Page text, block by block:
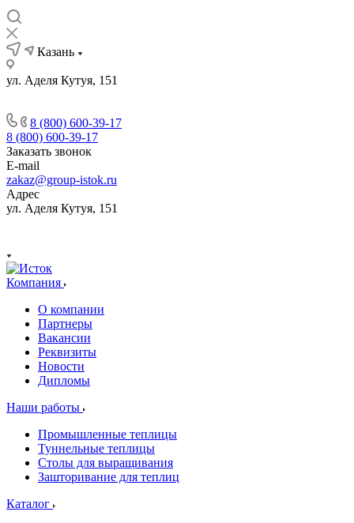
Казань
ул. Аделя Кутуя, 151
8 (800) 600-39-17
8 (800) 600-39-17
Заказать звонок
E-mail
zakaz@group-istok.ru
Адрес
ул. Аделя Кутуя, 151
Компания
О компании
Партнеры
Вакансии
Реквизиты
Новости
Дипломы
Наши работы
Промышленные теплицы
Туннельные теплицы
Столы для выращивания
Зашторивание для теплиц
Каталог